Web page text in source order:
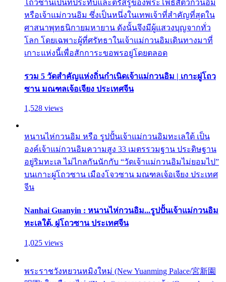
โถวซานเป็นที่ประทับและตรัสรู้ของพระโพธิสัตว์กวนอิม
หรือเจ้าแม่กวนอิม ซึ่งเป็นหนึ่งในเทพเจ้าที่สำคัญที่สุดใน
ศาสนาพุทธนิกายมหายาน ดังนั้นจึงมีผู้แสวงบุญจากทั่ว
โลก โดยเฉพาะผู้ที่ศรัทธาในเจ้าแม่กวนอิมเดินทางมาที่
เกาะแห่งนี้เพื่อสักการะขอพรอยู่โดยตลอด
รวม 5 วัดสำคัญแห่งถิ่นกำเนิดเจ้าแม่กวนอิม | เกาะผู่โถว
ซาน มณฑลเจ้อเจียง ประเทศจีน
1,528 views
หนานไห่กวนอิม หรือ รูปปั้นเจ้าแม่กวนอิมทะเลใต้ เป็น
องค์เจ้าแม่กวนอิมความสูง 33 เมตรรวมฐาน ประดิษฐาน
อยู่ริมทะเล ไม่ไกลกันนักกับ “วัดเจ้าแม่กวนอิมไม่ยอมไป”
บนเกาะผู่โถวซาน เมืองโจวซาน มณฑลเจ้อเจียง ประเทศ
จีน
Nanhai Guanyin : หนานไห่กวนอิม...รูปปั้นเจ้าแม่กวนอิม
ทะเลใต้, ผู่โถวซาน ประเทศจีน
1,025 views
พระราชวังหยวนหมิงใหม่ (New Yuanming Palace/宮新園